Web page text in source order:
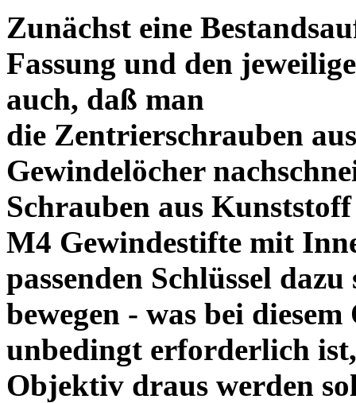
Zunächst eine
Fassung und den
auch, daß man
die Zentrierschrauben
Gewindelöcher
Schrauben aus
M4 Gewindestifte mit
passenden Schlüssel
bewegen - was bei
unbedingt erforderlich
Objektiv draus